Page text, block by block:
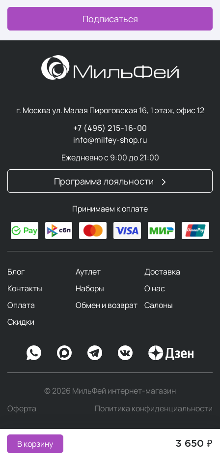
В корзину 3 650 ₽
Подписаться
г. Москва ул. Малая Пироговская 16, 1 этаж, офис 12
+7 (495) 215-16-00
info@milfey-shop.ru
Ежедневно с 9:00 до 21:00
Программа лояльности
Принимаем к оплате
Блог Аутлет
Доставка
Контакты
Наборы
О нас
Оплата
Обмен и возврат
Салоны
Скидки
© 2026 МильФей интернет-магазин
Оферта
Политика конфиденциальности